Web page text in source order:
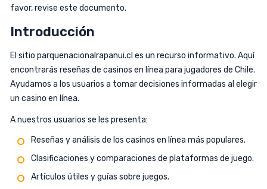
favor, revise este documento.
Introducción
El sitio parquenacionalrapanui.cl es un recurso informativo. Aquí
encontrarás reseñas de casinos en línea para jugadores de Chile.
Ayudamos a los usuarios a tomar decisiones informadas al elegir
un casino en línea.
A nuestros usuarios se les presenta:
Reseñas y análisis de los casinos en línea más populares.
Clasificaciones y comparaciones de plataformas de juego.
Artículos útiles y guías sobre juegos.